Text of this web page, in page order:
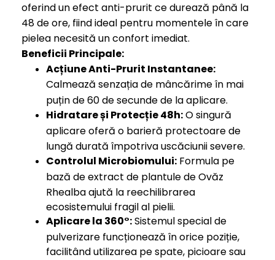
oferind un efect anti-prurit ce durează până la
48 de ore, fiind ideal pentru momentele în care
pielea necesită un confort imediat.
Beneficii Principale:
Acțiune Anti-Prurit Instantanee:
Calmează senzația de mâncărime în mai
puțin de 60 de secunde de la aplicare.
Hidratare și Protecție 48h:O singură
aplicare oferă o barieră protectoare de
lungă durată împotriva uscăciunii severe.
Controlul Microbiomului: Formula pe
bază de extract de plantule de Ovăz
Rhealba ajută la reechilibrarea
ecosistemului fragil al pielii.
Aplicare la 360°:Sistemul special de
pulverizare funcționează în orice poziție,
facilitând utilizarea pe spate, picioare sau